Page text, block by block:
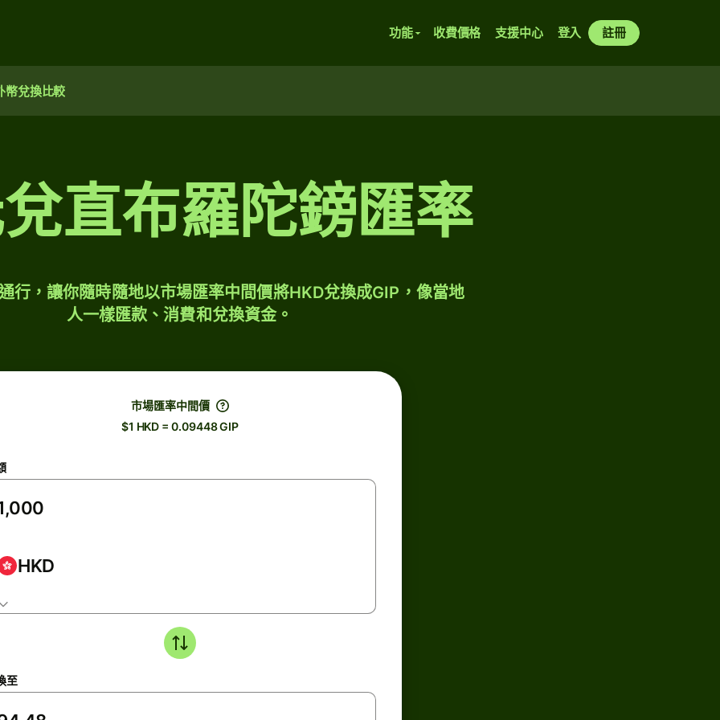
功能 收費價格 支援中心 登入 註冊
幣兌換比較
直布羅陀鎊匯率
行，讓你隨時隨地以市場匯率中間價將HKD兌換成GIP，像當地
人一樣匯款、消費和兌換資金。
市場匯率中間價
$1 HKD = 0.09448 GIP
HKD
至